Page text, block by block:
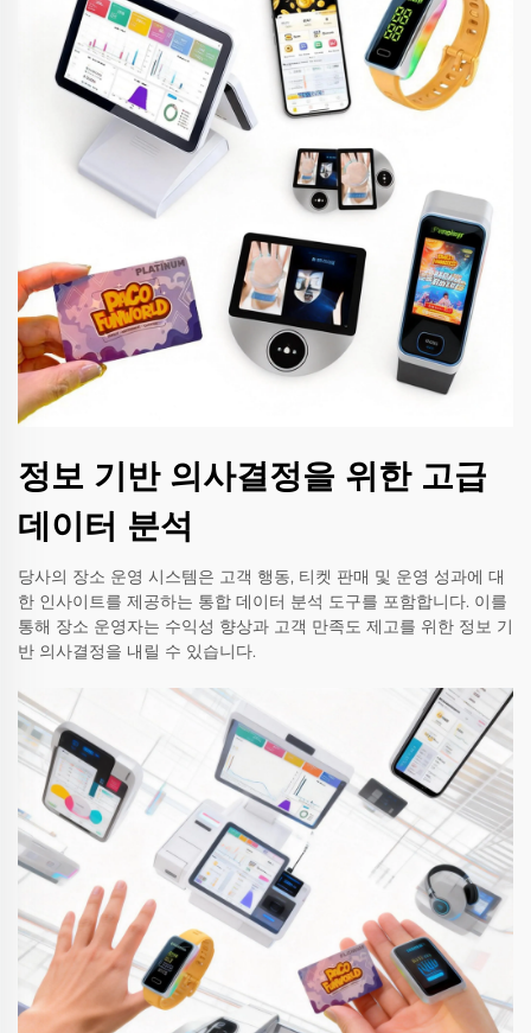
정보 기반 의사결정을 위한 고급
데이터 분석
당사의 장소 운영 시스템은 고객 행동, 티켓 판매 및 운영 성과에 대
한 인사이트를 제공하는 통합 데이터 분석 도구를 포함합니다. 이를
통해 장소 운영자는 수익성 향상과 고객 만족도 제고를 위한 정보 기
반 의사결정을 내릴 수 있습니다.